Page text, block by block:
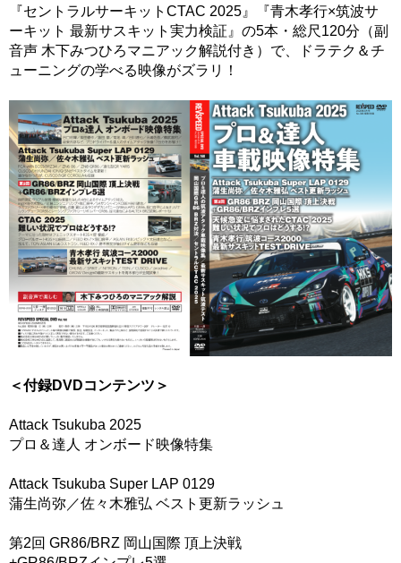
『セントラルサーキットCTAC 2025』『青木孝行×筑波サ
ーキット 最新サスキット実力検証』の5本・総尺120分（副
音声 木下みつひろマニアック解説付き）で、ドラテク＆チ
ューニングの学べる映像がズラリ！
＜付録DVDコンテンツ＞
Attack Tsukuba 2025
プロ＆達人 オンボード映像特集
Attack Tsukuba Super LAP 0129
蒲生尚弥／佐々木雅弘 ベスト更新ラッシュ
第2回 GR86/BRZ 岡山国際 頂上決戦